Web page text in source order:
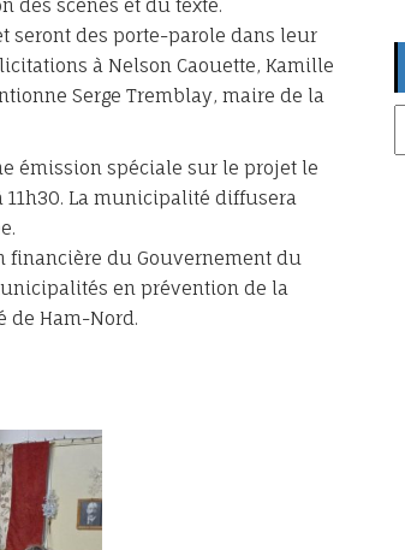
des scènes et du texte.
seront des porte-parole dans leur
à Nelson Caouette, Kamille
Serge Tremblay, maire de la
émission spéciale sur le projet le
11h30. La municipalité diffusera
financière du Gouvernement du
en prévention de la
Ham-Nord.